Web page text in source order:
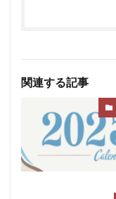
関連する記事